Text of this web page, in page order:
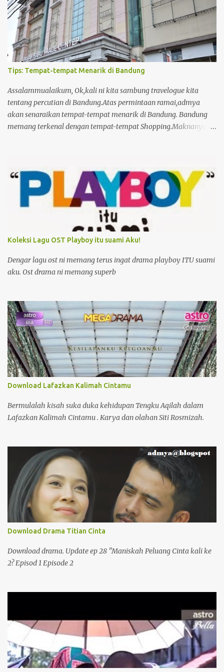
Tips: Tempat-tempat Menarik di Bandung
Assalammualaikum, Ok,kali ni kita sambung travelogue kita
tentang percutian di Bandung.Atas permintaan ramai,admya
akan senaraikan tempat-tempat menarik di Bandung. Bandung
memang terkenal dengan tempat-tempat Shopping.Maknanya,
Bandung.Ada pelbagai pakaian di jual di sini.Kain pasang,Kain
batik,Baju siap,Telekong. Kalau korang memang shopaholic-
pastikan korang bawak duit secukupnya. Ramai rakyat Malaysia
sampai kehabisan rupiah bila shopping kat Bandung..hehe
Kitaorang pun.last-last money changer dengan Supir. Kat sini je
macam-macam kami rembat-Telekung 5 pasang, kain batik, baju
tshirt Bandung.skirt jeans,keychain. Tips: - Pasar Baru ni tutup
dalam pukul 5.Pukul 4.30 pun ada banyak kedai dah tutup. So
dinasihatkan pergi pagi@tengahari ye. -Kat sini ada banyak
Koleksi Lagu OST Playboy itu suami Aku!
Dengar lagu ost ni memang terus ingat drama playboy ITU suami
aku. Ost drama ni memang superb
Download Lafazkan Kalimah Cintamu
Bermulalah kisah suka duka kehidupan Tengku Aqilah dalam
Lafazkan Kalimah Cintamu . Karya dan olahan Siti Rosmizah.
Download Drama Titian Cinta
Download drama. Update ep 28 "Maniskah Peluang Cinta kali ke
2? Episod 1 Episode 2